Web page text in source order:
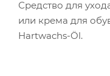
Средство для
или крема для
Hartwachs-Öl.